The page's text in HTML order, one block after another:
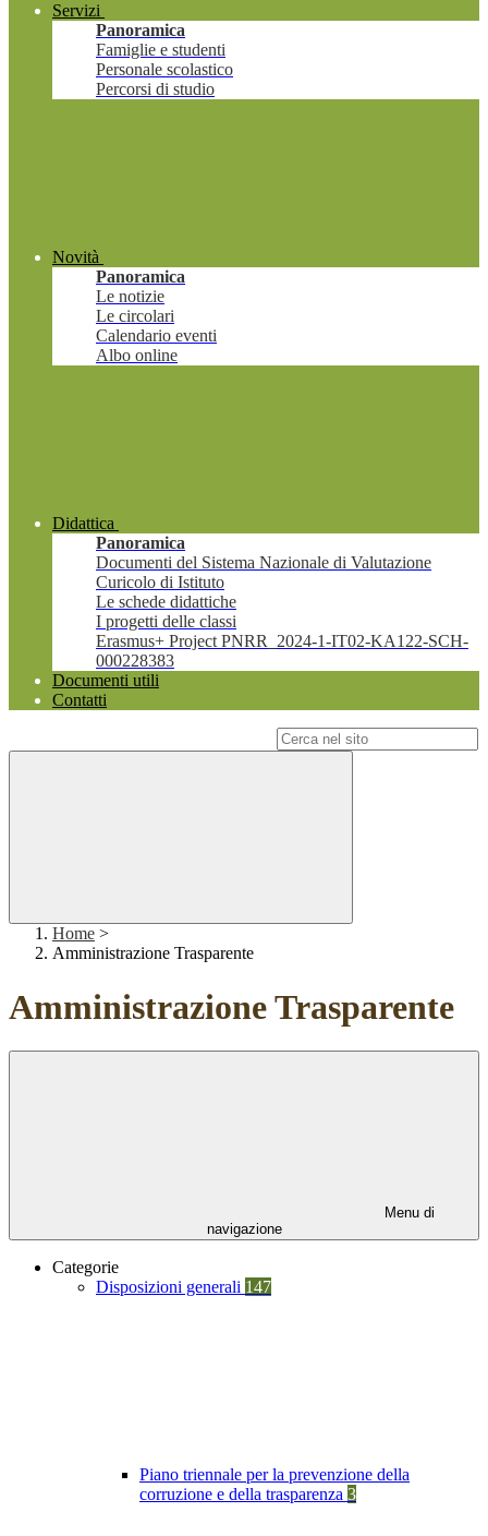
Servizi
Panoramica
Famiglie e studenti
Personale scolastico
Percorsi di studio
Novità
Panoramica
Le notizie
Le circolari
Calendario eventi
Albo online
Didattica
Panoramica
Documenti del Sistema Nazionale di Valutazione
Curicolo di Istituto
Le schede didattiche
I progetti delle classi
Erasmus+ Project PNRR_2024-1-IT02-KA122-SCH-
000228383
Documenti utili
Contatti
Home >
Amministrazione Trasparente
Amministrazione Trasparente
Menu di
navigazione
Categorie
Disposizioni generali 147
Piano triennale per la prevenzione della
corruzione e della trasparenza 3